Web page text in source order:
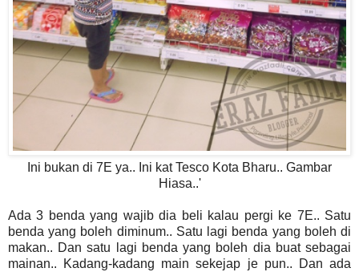
Ini bukan di 7E ya.. Ini kat Tesco Kota Bharu.. Gambar
Hiasa..'
Ada 3 benda yang wajib dia beli kalau pergi ke 7E.. Satu
benda yang boleh diminum.. Satu lagi benda yang boleh di
makan.. Dan satu lagi benda yang boleh dia buat sebagai
mainan.. Kadang-kadang main sekejap je pun.. Dan ada